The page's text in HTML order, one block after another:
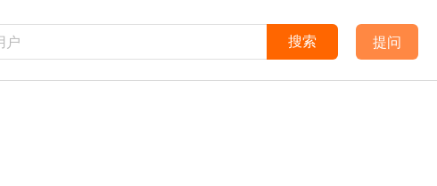
搜索 提问